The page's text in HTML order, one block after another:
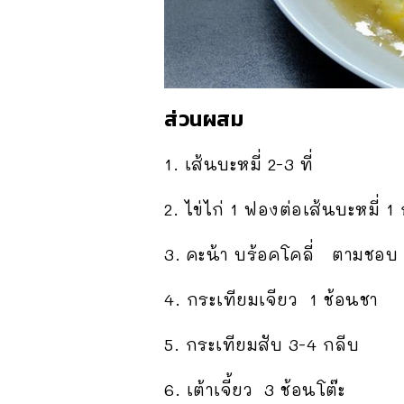
ส่วนผสม
1. เส้นบะหมี่ 2-3 ที่
2. ไข่ไก่ 1 ฟองต่อเส้นบะหมี่ 1
3. คะน้า บร้อคโคลี่ ตามชอบ
4. กระเทียมเจียว 1 ช้อนชา
5. กระเทียมสับ 3-4 กลีบ
6. เต้าเจี้ยว 3 ช้อนโต๊ะ